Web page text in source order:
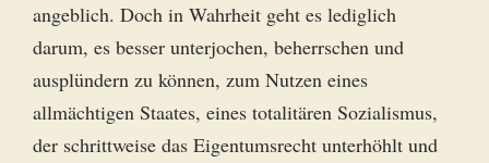
angeblich. Doch in Wahrheit geht es lediglich
darum, es besser unterjochen, beherrschen und
ausplündern zu können, zum Nutzen eines
allmächtigen Staates, eines totalitären Sozialismus,
der schrittweise das Eigentumsrecht unterhöhlt und